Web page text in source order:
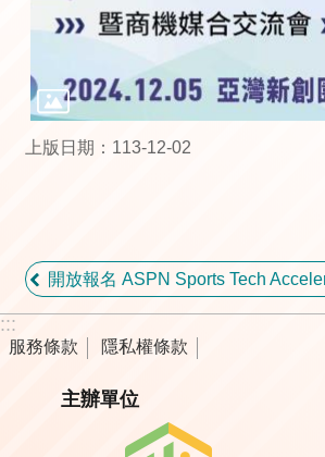
上版日期：113-12-02
開放報名 ASPN Sports Tech
:::
服務條款 隱私權條款
主辦單位